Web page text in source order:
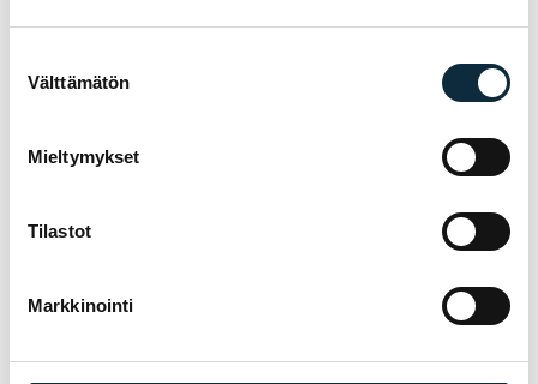
valinta
Välttämätön
Mieltymykset
Tilastot
Markkinointi